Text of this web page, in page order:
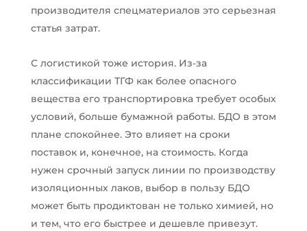
производителя спецматериалов это серьезная
статья затрат.
С логистикой тоже история. Из-за
классификации ТГФ как более опасного
вещества его транспортировка требует особых
условий, больше бумажной работы. БДО в этом
плане спокойнее. Это влияет на сроки
поставок и, конечное, на стоимость. Когда
нужен срочный запуск линии по производству
изоляционных лаков, выбор в пользу БДО
может быть продиктован не только химией, но
и тем, что его быстрее и дешевле привезут.